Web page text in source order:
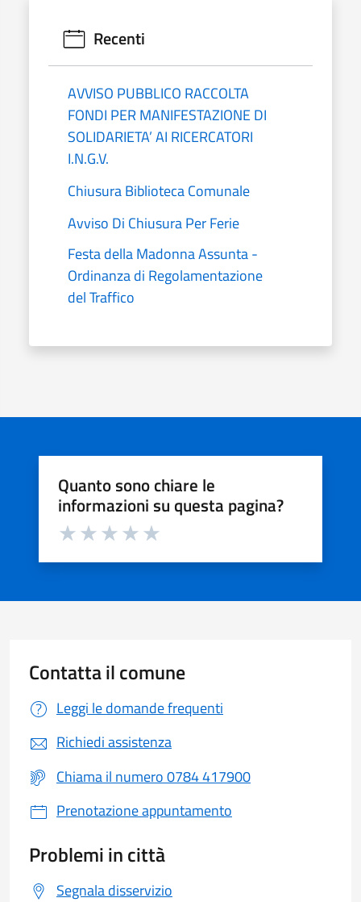
Recenti
AVVISO PUBBLICO RACCOLTA
FONDI PER MANIFESTAZIONE DI
SOLIDARIETA’ AI RICERCATORI
I.N.G.V.
Chiusura Biblioteca Comunale
Avviso Di Chiusura Per Ferie
Festa della Madonna Assunta -
Ordinanza di Regolamentazione
del Traffico
Quanto sono chiare le
informazioni su questa pagina?
Valuta da 1 a 5 stelle la pagina
Contatta il comune
Leggi le domande frequenti
Richiedi assistenza
Chiama il numero 0784 417900
Prenotazione appuntamento
Problemi in città
Segnala disservizio